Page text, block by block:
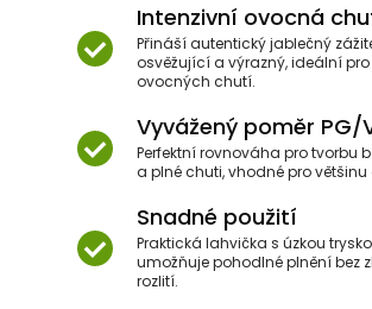
Intenzivní ovocná
Přináší autentický jablečný
osvěžující a výrazný, ideální
ovocných chutí.
Vyvážený poměr PG/
Perfektní rovnováha pro tvorbu
a plné chuti, vhodné pro
Snadné použití
Praktická lahvička s úzkou
umožňuje pohodlné plnění bez
rozlití.